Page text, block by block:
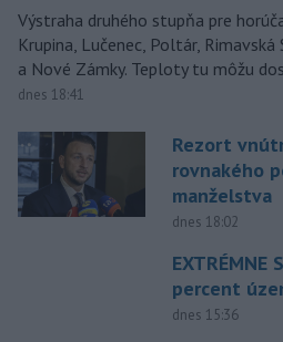
Výstraha druhého stupňa pre
Krupina, Lučenec, Poltár,
a Nové Zámky. Teploty tu môžu
dnes 18:41
Rezort
rovnakého
manželstva
dnes 18:02
EXTRÉMNE
percent
dnes 15:36